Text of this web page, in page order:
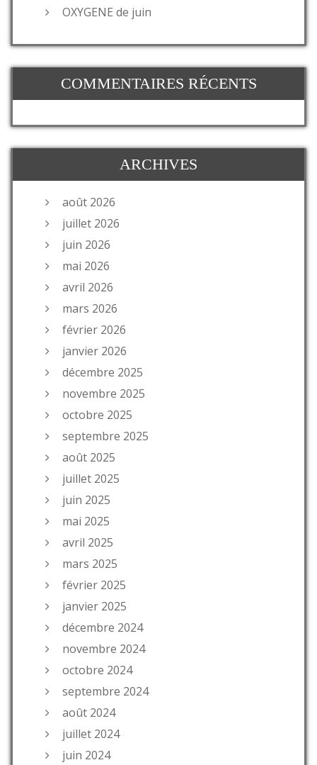
OXYGENE de juin
COMMENTAIRES RÉCENTS
ARCHIVES
août 2026
juillet 2026
juin 2026
mai 2026
avril 2026
mars 2026
février 2026
janvier 2026
décembre 2025
novembre 2025
octobre 2025
septembre 2025
août 2025
juillet 2025
juin 2025
mai 2025
avril 2025
mars 2025
février 2025
janvier 2025
décembre 2024
novembre 2024
octobre 2024
septembre 2024
août 2024
juillet 2024
juin 2024